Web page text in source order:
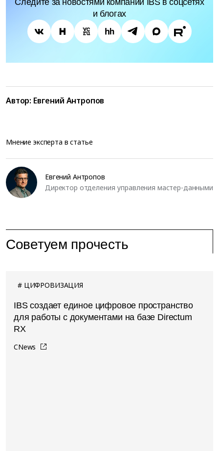
Следите за новостями компании IBS в соцсетях
и блогах
Автор: Евгений Антропов
Мнение эксперта в статье
Евгений Антропов
Директор отделения управления мастер-данными
Советуем прочесть
ЦИФРОВИЗАЦИЯ
IBS создает единое цифровое пространство
для работы с документами на базе Directum
RX
CNews